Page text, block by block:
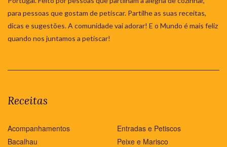
para pessoas que gostam de petiscar. Partilhe as suas receitas,
dicas e sugestões. A comunidade vai adorar! E o Mundo é mais feliz
quando nos juntamos a petiscar!
Receitas
Acompanhamentos
Bacalhau
Entradas e Petiscos
Peixe e Marisco